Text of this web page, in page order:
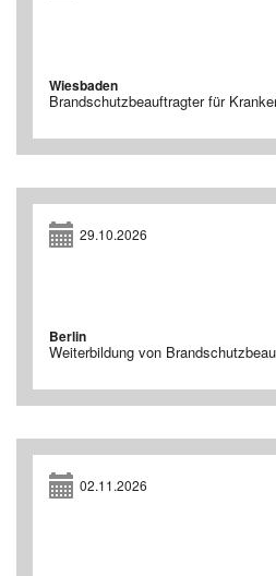
Wiesbaden
Brandschutzbeauftragter für
29.10.2026
Berlin
Weiterbildung von
02.11.2026